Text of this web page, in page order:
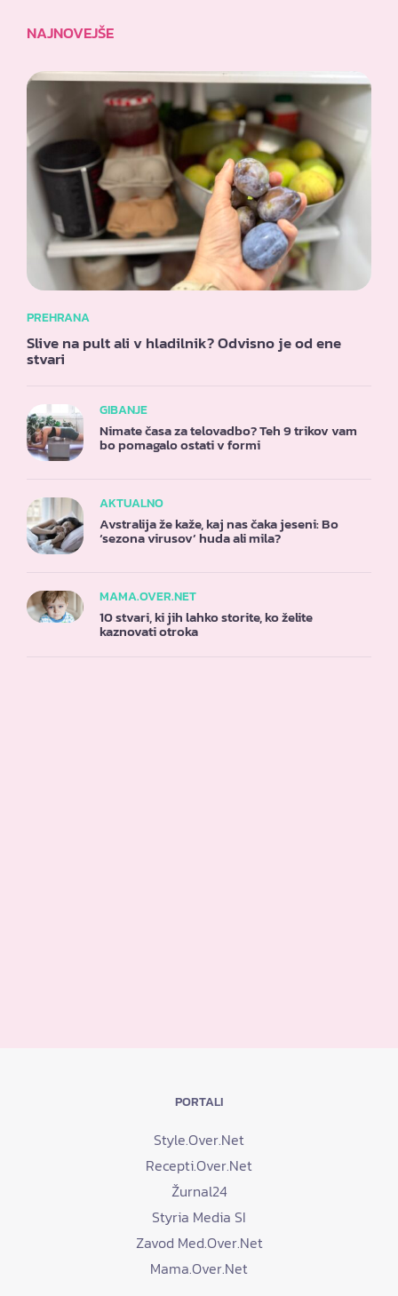
NAJNOVEJŠE
PREHRANA
Slive na pult ali v hladilnik? Odvisno je od ene
stvari
GIBANJE
Nimate časa za telovadbo? Teh 9 trikov vam
bo pomagalo ostati v formi
AKTUALNO
Avstralija že kaže, kaj nas čaka jeseni: Bo
‘sezona virusov’ huda ali mila?
MAMA.OVER.NET
10 stvari, ki jih lahko storite, ko želite
kaznovati otroka
PORTALI
Style.Over.Net
Recepti.Over.Net
Žurnal24
Styria Media SI
Zavod Med.Over.Net
Mama.Over.Net